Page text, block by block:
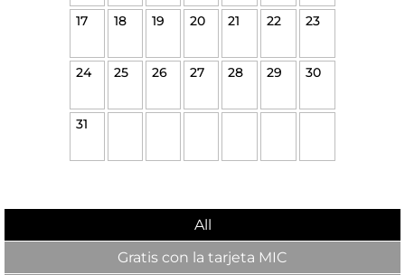
17 18 19 20 21 22 23
24 25 26 27 28 29 30
31
All
Gratis con la tarjeta MIC